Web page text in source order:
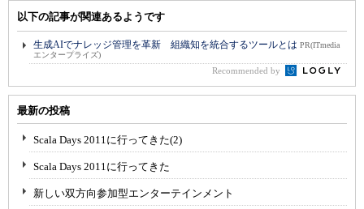
以下の記事が関連あるようです
生成AIでナレッジ管理を革新 組織知を統合するツールとは PR(ITmedia
エンタープライズ)
Recommended by
最新の投稿
Scala Days 2011に行ってきた(2)
Scala Days 2011に行ってきた
新しい双方向参加型エンターテインメント